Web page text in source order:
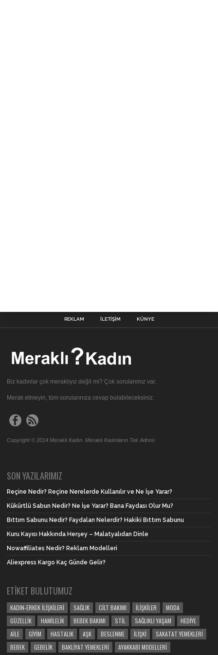
REKLAM İLETIŞIM KÜNYE
Biz kadınlar çok meraklıyız değil mi? Çok sorularımız var.
Merak etmeyin, tüm sorularınıza cevap bulabileceksiniz.
Copyright © 2014 Meraklı Kadın. Meraklı Kadınların Tek Adresi
SON YAZILARIMIZ
Reçine Nedir? Reçine Nerelerde Kullanılır ve Ne İşe Yarar?
Kükürtlü Sabun Nedir? Ne İşe Yarar? Bana Faydası Olur Mu?
Bıttım Sabunu Nedir? Faydaları Nelerdir? Hakiki Bıttım Sabunu
Kuru Kayısı Hakkında Herşey – Malatyalıdan Dinle
Nowaffiliates Nedir? Reklam Modelleri
Aliexpress Kargo Kaç Günde Gelir?
ETIKET BULUTUMUZ
KADIN-ERKEK İLIŞKILERI SAĞLIK CILT BAKIMI İLIŞKILER
MODA
GÜZELLIK
HAMILELIK BEBEK BAKIMI STIL SAĞLIKLI YAŞAM
HEDIYE
AILE
GIYIM HASTALIK AŞK BESLENME İLIŞKI
SAKATAT YEMEKLERI
BEBEK
GEBELIK BAKLIYAT YEMEKLERI AYAKKABI MODELLERI